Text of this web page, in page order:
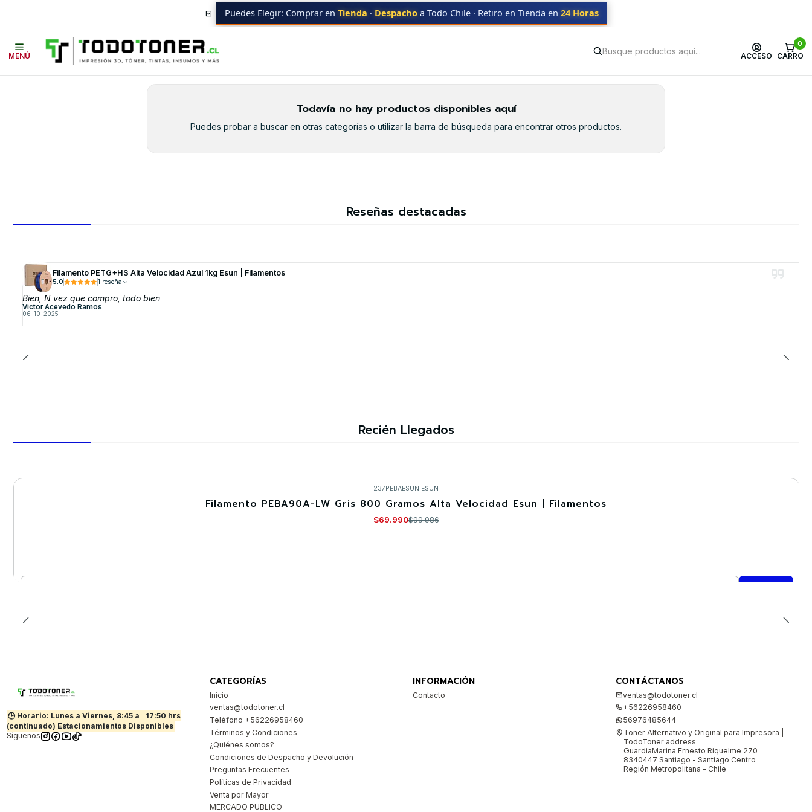
MENÚ ACCESO
0
CARRO
Puedes Elegir: Comprar en Tienda · Despacho a Todo Chile · Retiro en Tienda en 24 Horas
Equipos BROTHER HL-4570CDWT
HL-4570CDWT
Todavía no hay productos disponibles aquí
Puedes probar a buscar en otras categorías o utilizar la barra de búsqueda para encontrar otros productos.
Reseñas destacadas
Filamento PETG+HS Alta Velocidad Azul 1kg Esun | Filamentos
5.0 1 reseña
Bien, N vez que compro, todo bien
Victor Acevedo Ramos
06-10-2025
Recién Llegados
237PEBAESUN ESUN
Filamento PEBA90A-LW Gris 800 Gramos Alta Velocidad Esun | Filamentos
$69.990$99.986
🕒 Horario: Lunes a Viernes, 8:45 a
17:50 hrs
(continuado) Estacionamientos Disponibles
Síguenos
CATEGORÍAS
Inicio
ventas@todotoner.cl
Teléfono +56226958460
Términos y Condiciones
¿Quiénes somos?
Condiciones de Despacho y Devolución
Preguntas Frecuentes
Políticas de Privacidad
Venta por Mayor
MERCADO PUBLICO
INFORMACIÓN
Contacto
CONTÁCTANOS
ventas@todotoner.cl
+56226958460
56976485644
Toner Alternativo y Original para Impresora |
TodoToner address
GuardiaMarina Ernesto Riquelme 270
8340447 Santiago - Santiago Centro
Región Metropolitana - Chile